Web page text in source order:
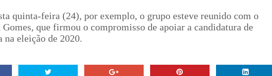
quinta-feira (24), por exemplo, o grupo esteve reunido com o
Gomes, que firmou o compromisso de apoiar a candidatura de
na eleição de 2020.